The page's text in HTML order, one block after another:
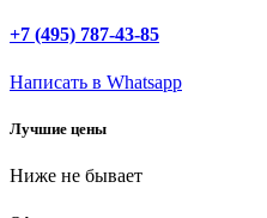
235
х
мм,
1.6
закалено,
+7 (495) 787-43-85
Написать в Whatsapp
Лучшие цены
Ниже не бывает